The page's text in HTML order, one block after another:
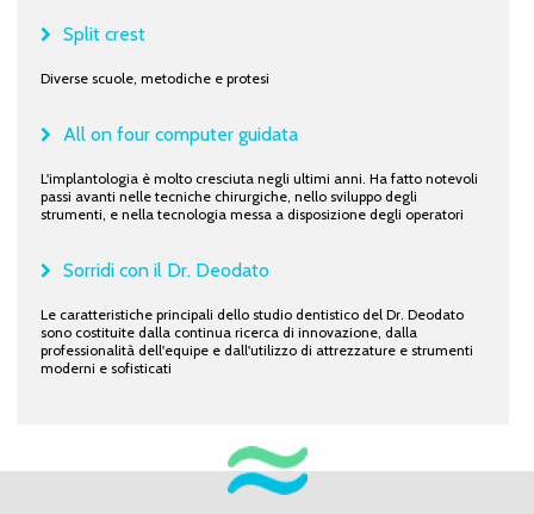
Split crest
Diverse scuole, metodiche e protesi
All on four computer guidata
L'implantologia è molto cresciuta negli ultimi anni. Ha fatto notevoli
passi avanti nelle tecniche chirurgiche, nello sviluppo degli
strumenti, e nella tecnologia messa a disposizione degli operatori
Sorridi con il Dr. Deodato
Le caratteristiche principali dello studio dentistico del Dr. Deodato
sono costituite dalla continua ricerca di innovazione, dalla
professionalità dell'equipe e dall'utilizzo di attrezzature e strumenti
moderni e sofisticati